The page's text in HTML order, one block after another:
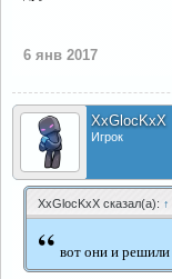
6 янв 2017
XxGlocKxX
Игрок
XxGlocKxX сказал(а): ↑
“ вот они и